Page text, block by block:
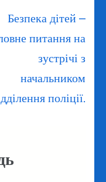
Безпека дітей –
питання на
зустрічі з
начальником
поліції.